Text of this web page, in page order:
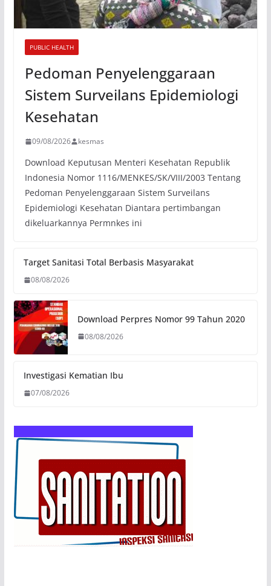
PUBLIC HEALTH
Pedoman Penyelenggaraan
Sistem Surveilans Epidemiologi
Kesehatan
09/08/2026 kesmas
Download Keputusan Menteri Kesehatan Republik
Indonesia Nomor 1116/MENKES/SK/VIII/2003 Tentang
Pedoman Penyelenggaraan Sistem Surveilans
Epidemiologi Kesehatan Diantara pertimbangan
dikeluarkannya Permnkes ini
Target Sanitasi Total Berbasis Masyarakat
08/08/2026
Download Perpres Nomor 99 Tahun 2020
08/08/2026
Investigasi Kematian Ibu
07/08/2026